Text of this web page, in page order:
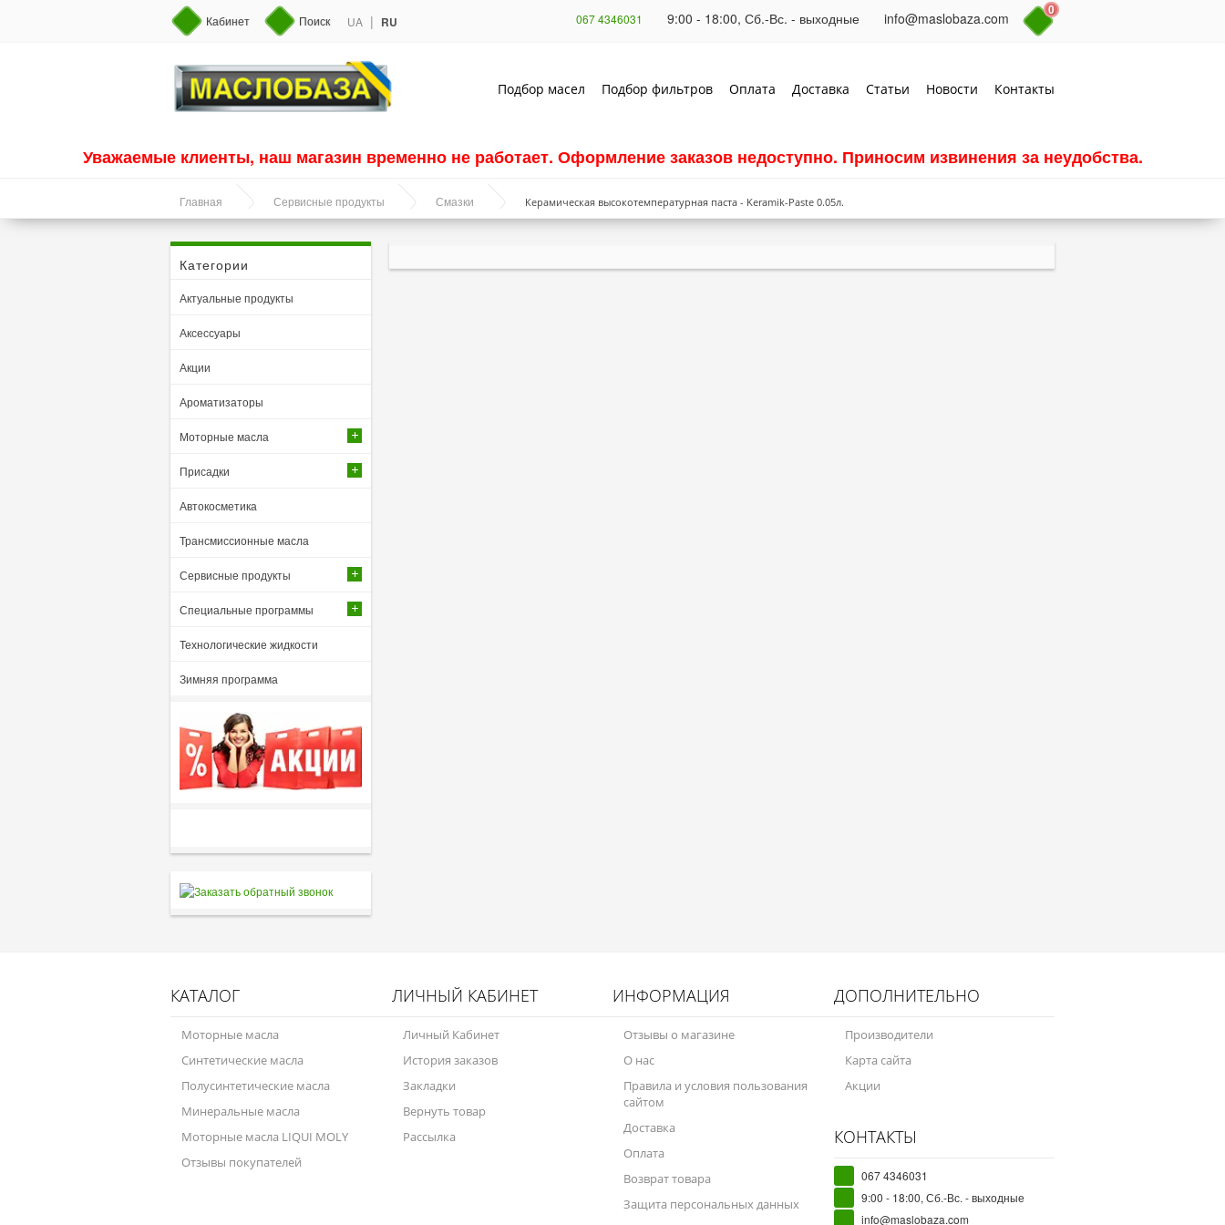
Кабинет Поиск UA | RU 067 4346031 9:00 - 18:00, Сб.-Вс. - выходные info@maslobaza.com 0
Подбор масел Подбор фильтров Оплата Доставка Статьи Новости Контакты
Уважаемые клиенты, наш магазин временно не работает. Оформление заказов недоступно. Приносим извинения за неудобства.
Главная Сервисные продукты Смазки Керамическая высокотемпературная паста - Keramik-Paste 0.05л.
Категории
Актуальные продукты
Аксессуары
Акции
Ароматизаторы
Моторные масла
Присадки
Автокосметика
Трансмиссионные масла
Сервисные продукты
Специальные программы
Технологические жидкости
Зимняя программа
КАТАЛОГ
Моторные масла
Синтетические масла
Полусинтетические масла
Минеральные масла
Моторные масла LIQUI MOLY
Отзывы покупателей
ЛИЧНЫЙ КАБИНЕТ
Личный Кабинет
История заказов
Закладки
Вернуть товар
Рассылка
ИНФОРМАЦИЯ
Отзывы о магазине
О нас
Правила и условия пользования
сайтом
Доставка
Оплата
Возврат товара
Защита персональных данных
ДОПОЛНИТЕЛЬНО
Производители
Карта сайта
Акции
КОНТАКТЫ
067 4346031
9:00 - 18:00, Сб.-Вс. - выходные
info@maslobaza.com